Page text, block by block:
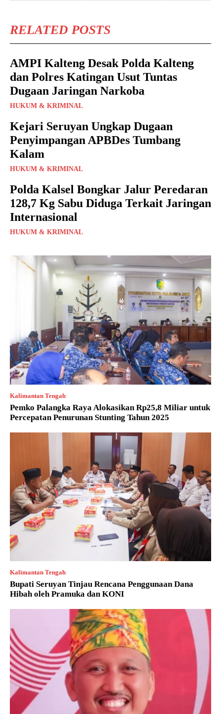
RELATED POSTS
AMPI Kalteng Desak Polda Kalteng
dan Polres Katingan Usut Tuntas
Dugaan Jaringan Narkoba
HUKUM & KRIMINAL
Kejari Seruyan Ungkap Dugaan
Penyimpangan APBDes Tumbang
Kalam
HUKUM & KRIMINAL
Polda Kalsel Bongkar Jalur Peredaran
128,7 Kg Sabu Diduga Terkait Jaringan
Internasional
HUKUM & KRIMINAL
Kalimantan Tengah
Pemko Palangka Raya Alokasikan Rp25,8 Miliar untuk
Percepatan Penurunan Stunting Tahun 2025
Kalimantan Tengah
Bupati Seruyan Tinjau Rencana Penggunaan Dana
Hibah oleh Pramuka dan KONI